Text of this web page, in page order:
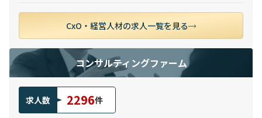
CxO・経営人材の求人一覧を見る
コンサルティングファーム
求人数 2296件